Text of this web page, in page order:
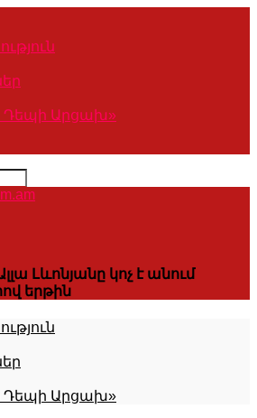
Արցախ»
Լևոնյանը կոչ է անում
երթին
Արցախ»